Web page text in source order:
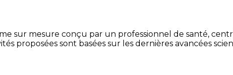
sur mesure conçu par un professionnel de santé,
proposées sont basées sur les dernières avancées